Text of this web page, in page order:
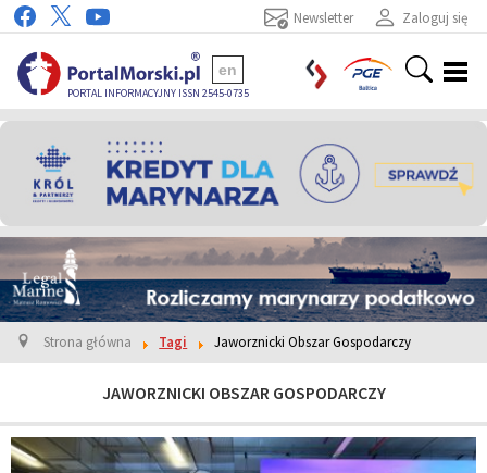
Zaloguj się
Newsletter
PORTAL INFORMACYJNY ISSN 2545-0735
en
Strona główna Tagi Jaworznicki Obszar Gospodarczy
JAWORZNICKI OBSZAR GOSPODARCZY